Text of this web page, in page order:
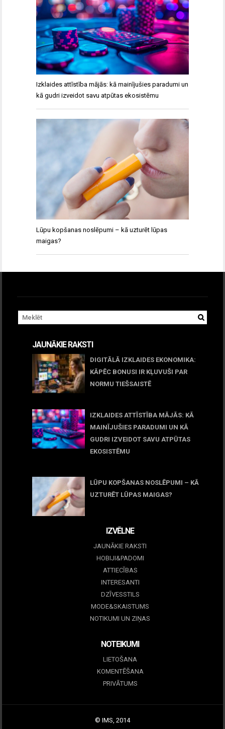
Izklaides attīstība mājās: kā mainījušies paradumi un
kā gudri izveidot savu atpūtas ekosistēmu
Lūpu kopšanas noslēpumi – kā uzturēt lūpas
maigas?
JAUNĀKIE RAKSTI
DIGITĀLĀ IZKLAIDES EKONOMIKA:
KĀPĒC BONUSI IR KĻUVUŠI PAR
NORMU TIEŠSAISTĒ
IZKLAIDES ATTĪSTĪBA MĀJĀS: KĀ
MAINĪJUŠIES PARADUMI UN KĀ
GUDRI IZVEIDOT SAVU ATPŪTAS
EKOSISTĒMU
LŪPU KOPŠANAS NOSLĒPUMI – KĀ
UZTURĒT LŪPAS MAIGAS?
IZVĒLNE
JAUNĀKIE RAKSTI
HOBIJI&PADOMI
ATTIECĪBAS
INTERESANTI
DZĪVESSTILS
MODE&SKAISTUMS
NOTIKUMI UN ZIŅAS
NOTEIKUMI
LIETOŠANA
KOMENTĒŠANA
PRIVĀTUMS
© IMS, 2014